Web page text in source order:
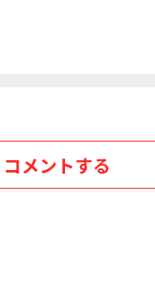
コメントする